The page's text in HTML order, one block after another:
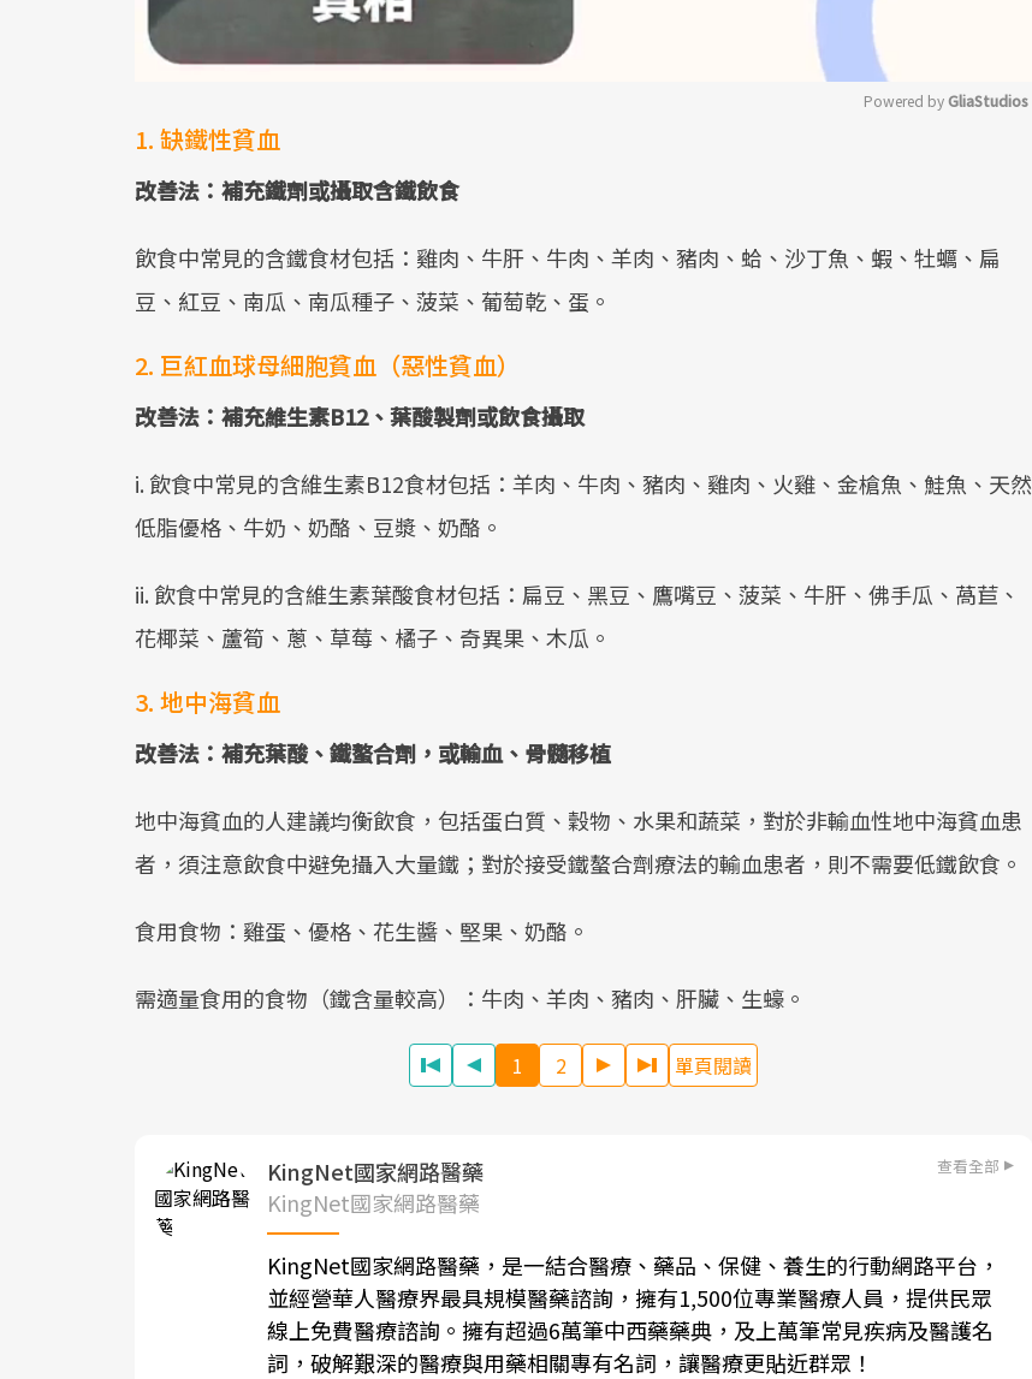
Powered by GliaStudios
1. 缺鐵性貧血
改善法：補充鐵劑或攝取含鐵飲食
飲食中常見的含鐵食材包括：雞肉、牛肝、牛肉、羊肉、豬肉、蛤、沙丁魚、蝦、牡蠣、扁
豆、紅豆、南瓜、南瓜種子、菠菜、葡萄乾、蛋。
2. 巨紅血球母細胞貧血（惡性貧血）
改善法：補充維生素B12、葉酸製劑或飲食攝取
i. 飲食中常見的含維生素B12食材包括：羊肉、牛肉、豬肉、雞肉、火雞、金槍魚、鮭魚、天然
低脂優格、牛奶、奶酪、豆漿、奶酪。
ii. 飲食中常見的含維生素葉酸食材包括：扁豆、黑豆、鷹嘴豆、菠菜、牛肝、佛手瓜、萵苣、
花椰菜、蘆筍、蔥、草莓、橘子、奇異果、木瓜。
3. 地中海貧血
改善法：補充葉酸、鐵螯合劑，或輸血、骨髓移植
地中海貧血的人建議均衡飲食，包括蛋白質、穀物、水果和蔬菜，對於非輸血性地中海貧血患
者，須注意飲食中避免攝入大量鐵；對於接受鐵螯合劑療法的輸血患者，則不需要低鐵飲食。
食用食物：雞蛋、優格、花生醬、堅果、奶酪。
需適量食用的食物（鐵含量較高）：牛肉、羊肉、豬肉、肝臟、生蠔。
1 2 單頁閱讀
KingNet國家網路醫藥 查看全部
KingNet國家網路醫藥
KingNet國家網路醫藥，是一結合醫療、藥品、保健、養生的行動網路平台，
並經營華人醫療界最具規模醫藥諮詢，擁有1,500位專業醫療人員，提供民眾
線上免費醫療諮詢。擁有超過6萬筆中西藥藥典，及上萬筆常見疾病及醫護名
詞，破解艱深的醫療與用藥相關專有名詞，讓醫療更貼近群眾！